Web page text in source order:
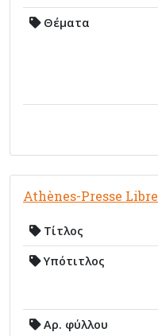
Θέματα
Athènes-Presse Libre
Τίτλος
Υπότιτλος
Αρ. φύλλου